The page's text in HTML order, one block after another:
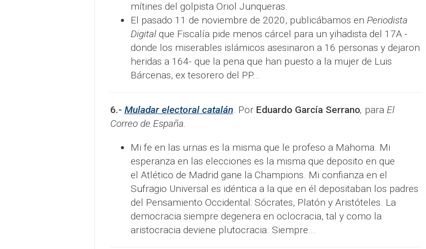
mítines del golpista Oriol Junqueras.
El pasado 11 de noviembre de 2020, publicábamos en Periodista
Digitalque Fiscalía pide menos cárcel para un yihadista del 17A -
donde los miserables islámicos asesinaron a 16 personas y dejaron
heridas a 164- que la pena que han puesto a la mujer de Luis
Bárcenas, ex tesorero del PP...
6.- Muladar electoral catalán. Por Eduardo García Serrano, para El
Correo de España.
Mi fe en las urnas es la misma que le profeso a Mahoma. Mi
esperanza en las elecciones es la misma que deposito en que
el Atlético de Madrid gane la Champions. Mi confianza en el
Sufragio Universal es idéntica a la que en él depositaban los padres
del Pensamiento Occidental: Sócrates, Platón y Aristóteles. La
democracia siempre degenera en oclocracia, tal y como la
aristocracia deviene plutocracia. Siempre...